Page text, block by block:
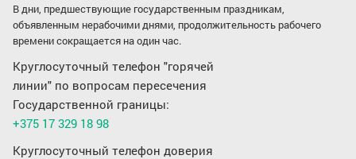
В дни, предшествующие государственным праздникам,
объявленным нерабочими днями, продолжительность рабочего
времени сокращается на один час.
Круглосуточный телефон "горячей
линии" по вопросам пересечения
Государственной границы:
+375 17 329 18 98
Круглосуточный телефон доверия